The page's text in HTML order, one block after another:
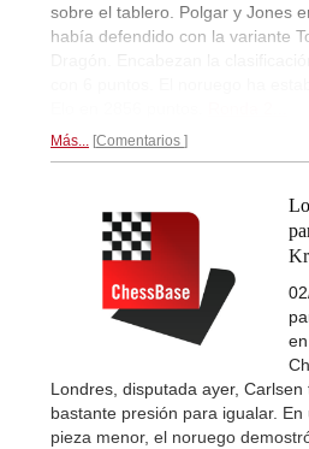
sobre el tablero. Polgar y Jones
había defendido con la variante
Más... Comentarios
Londres, disputada ayer,
bastante presión para igualar.
pieza menor, el noruego